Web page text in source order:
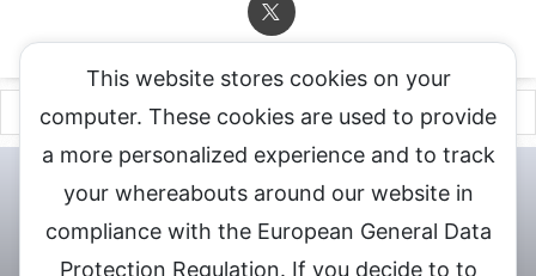
チャットレディ登録申込 DXLIVE求人.comへお問合せ
DXLIVE 退
会・解約・移籍の申請
式サイト
This website stores cookies on your
computer. These cookies are used to provide
a more personalized experience and to track
your whereabouts around our website in
compliance with the European General Data
Protection Regulation. If you decide to to